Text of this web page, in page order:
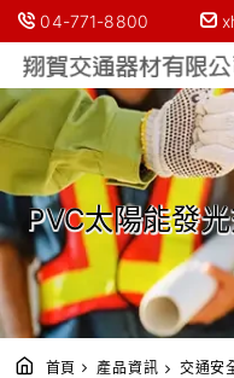
04-771-8800
PVC太陽能發
首頁 產品資訊 交通安